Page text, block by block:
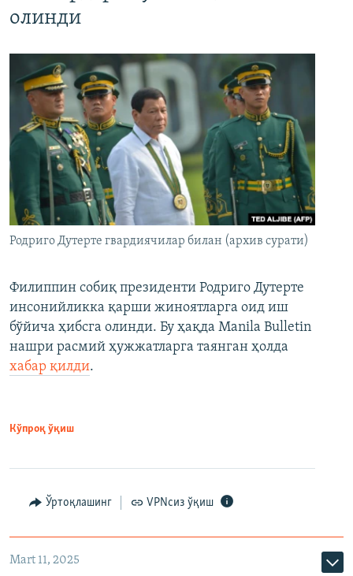
олинди
Родриго Дутерте гвардиячилар билан (архив сурати)
Филиппин собиқ президенти Родриго Дутерте
инсонийликка қарши жиноятларга оид иш
бўйича ҳибсга олинди. Бу ҳақда Manila Bulletin
нашри расмий ҳужжатларга таянган ҳолда
хабар қилди.
Кўпроқ ўқиш
Ўртоқлашинг VPNсиз ўқиш
Mart 11, 2025